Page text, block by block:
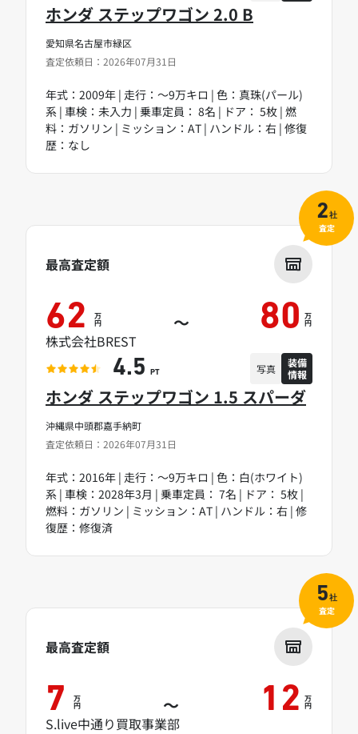
愛知県名古屋市緑区
査定依頼日：2026年07月31日
ホンダ ステップワゴン 2.0 B
年式：2009年 | 走行：～9万キロ | 色：真珠(パール)
系 | 車検：未入力 | 乗車定員： 8名 | ドア： 5枚 | 燃
料：ガソリン | ミッション：AT | ハンドル：右 | 修復
歴：なし
沖縄県中頭郡嘉手納町
査定依頼日：2026年07月31日
ホンダ ステップワゴン 1.5 スパーダ
年式：2016年 | 走行：～9万キロ | 色：白(ホワイト)
系 | 車検：2028年3月 | 乗車定員： 7名 | ドア： 5枚 |
燃料：ガソリン | ミッション：AT | ハンドル：右 | 修
復歴：修復済
最高査定額
62 万
円 ～ 80 万
円
株式会社BREST
4.5 PT 写真
装備
情報
2社
査定
最高査定額
7 万
円 ～ 12 万
円
S.live中通り買取事業部
5社
査定